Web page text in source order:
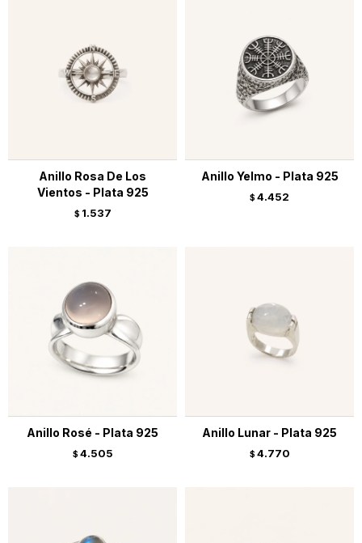
Anillo Rosa De Los
Vientos - Plata 925
$ 1.537
Anillo Yelmo - Plata 925
$ 4.452
Anillo Rosé - Plata 925
$ 4.505
Anillo Lunar - Plata 925
$ 4.770